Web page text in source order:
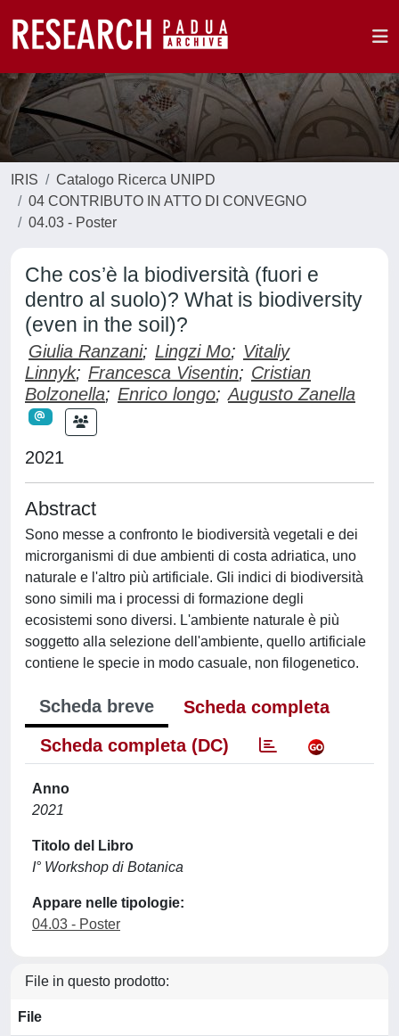
IRIS
Catalogo Ricerca UNIPD
04 CONTRIBUTO IN ATTO DI CONVEGNO
04.03 - Poster
Che cos’è la biodiversità (fuori e
dentro al suolo)? What is biodiversity
(even in the soil)?
Giulia Ranzani; Lingzi Mo; Vitaliy
Linnyk; Francesca Visentin; Cristian
Bolzonella; Enrico longo; Augusto Zanella
2021
Abstract
Sono messe a confronto le biodiversità vegetali e dei
microrganismi di due ambienti di costa adriatica, uno
naturale e l'altro più artificiale. Gli indici di biodiversità
sono simili ma i processi di formazione degli
ecosistemi sono diversi. L'ambiente naturale è più
soggetto alla selezione dell'ambiente, quello artificiale
contiene le specie in modo casuale, non filogenetico.
Scheda breve
Scheda completa
Scheda completa (DC)
Anno
2021
Titolo del Libro
I° Workshop di Botanica
Appare nelle tipologie:
04.03 - Poster
File in questo prodotto:
File